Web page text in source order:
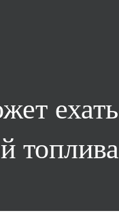
ехать
топлива